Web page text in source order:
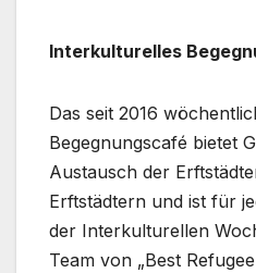
Interkulturelles
Das seit 2016
Begegnungscafé bietet
Austausch der
Erftstädtern und ist für
der Interkulturellen
Team von „Best